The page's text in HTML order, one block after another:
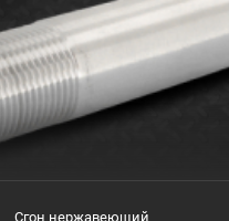
Сгон нержавеющий